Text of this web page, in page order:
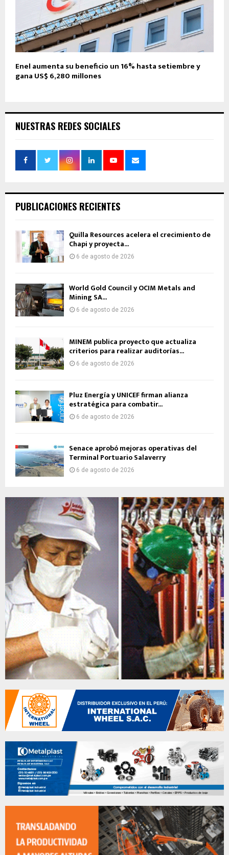
Enel aumenta su beneficio un 16% hasta setiembre y
gana US$ 6,280 millones
NUESTRAS REDES SOCIALES
PUBLICACIONES RECIENTES
Quilla Resources acelera el crecimiento de
Chapi y proyecta...
6 de agosto de 2026
World Gold Council y OCIM Metals and
Mining SA...
6 de agosto de 2026
MINEM publica proyecto que actualiza
criterios para realizar auditorías...
6 de agosto de 2026
Pluz Energía y UNICEF firman alianza
estratégica para combatir...
6 de agosto de 2026
Senace aprobó mejoras operativas del
Terminal Portuario Salaverry
6 de agosto de 2026